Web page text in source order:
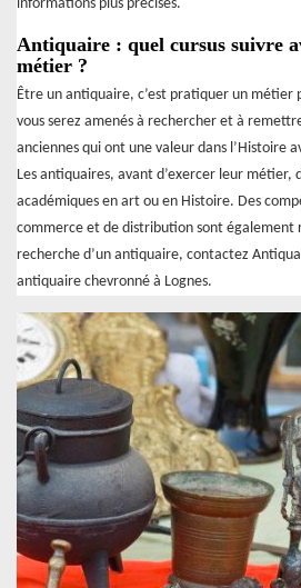
informations plus précises.
Antiquaire : quel cursus suivre
métier ?
Être un antiquaire, c’est pratiquer un métier
vous serez amenés à rechercher et à
anciennes qui ont une valeur dans l’Histoire
Les antiquaires, avant d’exercer leur métier,
académiques en art ou en Histoire. Des
commerce et de distribution sont également
recherche d’un antiquaire, contactez
antiquaire chevronné à Lognes.